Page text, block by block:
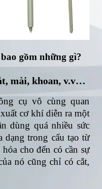
gồm những gì?
mài, khoan, v.v…
cụ vô cùng quan
cơ khí diễn ra một
dùng quá nhiều sức
dạng trong cấu tạo từ
cho đến có cần sự
nó cũng chỉ có cắt,